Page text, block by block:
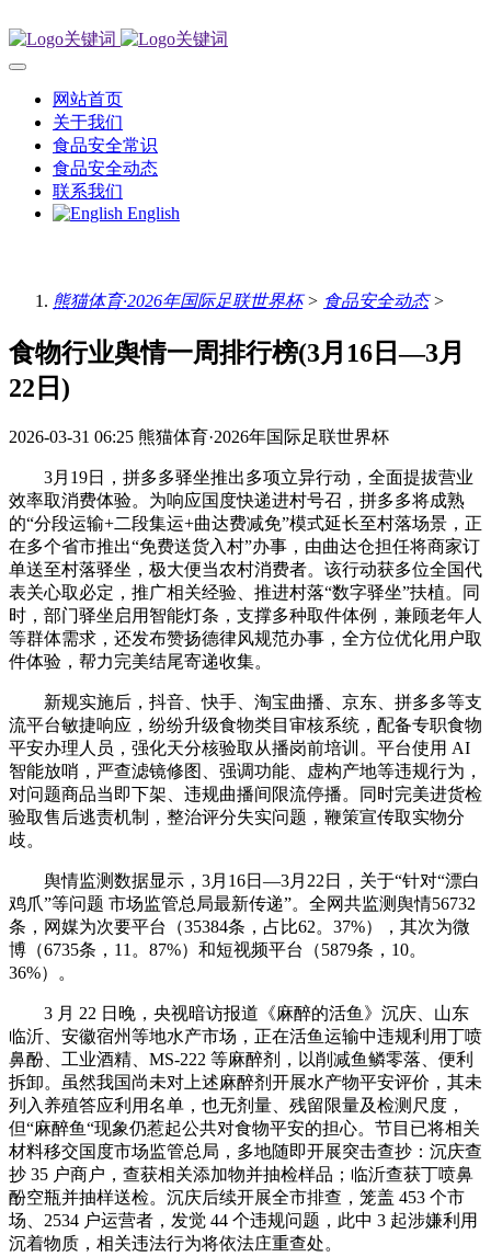
网站首页
关于我们
食品安全常识
食品安全动态
联系我们
English
熊猫体育·2026年国际足联世界杯> 食品安全动态>
食物行业舆情一周排行榜(3月16日—3月
22日)
2026-03-31 06:25 熊猫体育·2026年国际足联世界杯
3月19日，拼多多驿坐推出多项立异行动，全面提拔营业
效率取消费体验。为响应国度快递进村号召，拼多多将成熟
的“分段运输+二段集运+曲达费减免”模式延长至村落场景，正
在多个省市推出“免费送货入村”办事，由曲达仓担任将商家订
单送至村落驿坐，极大便当农村消费者。该行动获多位全国代
表关心取必定，推广相关经验、推进村落“数字驿坐”扶植。同
时，部门驿坐启用智能灯条，支撑多种取件体例，兼顾老年人
等群体需求，还发布赞扬德律风规范办事，全方位优化用户取
件体验，帮力完美结尾寄递收集。
新规实施后，抖音、快手、淘宝曲播、京东、拼多多等支
流平台敏捷响应，纷纷升级食物类目审核系统，配备专职食物
平安办理人员，强化天分核验取从播岗前培训。平台使用 AI
智能放哨，严查滤镜修图、强调功能、虚构产地等违规行为，
对问题商品当即下架、违规曲播间限流停播。同时完美进货检
验取售后逃责机制，整治评分失实问题，鞭策宣传取实物分
歧。
舆情监测数据显示，3月16日—3月22日，关于“针对“漂白
鸡爪”等问题 市场监管总局最新传递”。全网共监测舆情56732
条，网媒为次要平台（35384条，占比62。37%），其次为微
博（6735条，11。87%）和短视频平台（5879条，10。
36%）。
3 月 22 日晚，央视暗访报道《麻醉的活鱼》沉庆、山东
临沂、安徽宿州等地水产市场，正在活鱼运输中违规利用丁喷
鼻酚、工业酒精、MS-222 等麻醉剂，以削减鱼鳞零落、便利
拆卸。虽然我国尚未对上述麻醉剂开展水产物平安评价，其未
列入养殖答应利用名单，也无剂量、残留限量及检测尺度，
但“麻醉鱼“现象仍惹起公共对食物平安的担心。节目已将相关
材料移交国度市场监管总局，多地随即开展突击查抄：沉庆查
抄 35 户商户，查获相关添加物并抽检样品；临沂查获丁喷鼻
酚空瓶并抽样送检。沉庆后续开展全市排查，笼盖 453 个市
场、2534 户运营者，发觉 44 个违规问题，此中 3 起涉嫌利用
沉着物质，相关违法行为将依法庄重查处。